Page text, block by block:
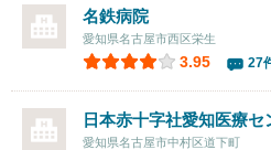
名鉄病院
愛知県名古屋市西区栄生
3.95 27
日本赤十字社愛知医療
愛知県名古屋市中村区道下町